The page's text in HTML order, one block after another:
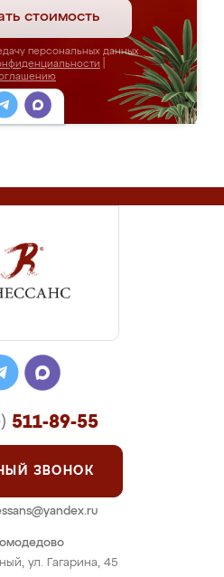
стоимость
персональных данных
ул. Гагарина, 45
511-89-55
ЗВОНОК